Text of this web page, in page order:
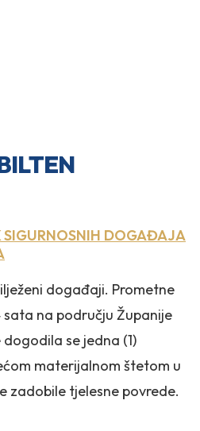
DOGAĐAJA
događaji. Prometne
na području Županije
se jedna (1)
materijalnom štetom u
zadobile tjelesne povrede.